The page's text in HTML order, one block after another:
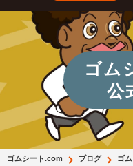
ゴム
公
ゴムシート.com ブログ ゴ